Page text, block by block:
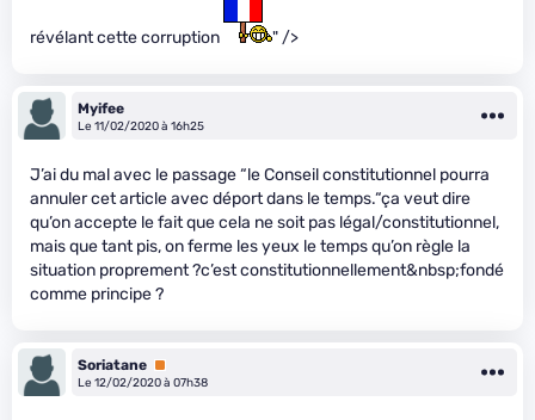
révélant cette corruption " />
Myifee
Le 11/02/2020 à 16h25
J’ai du mal avec le passage “le Conseil constitutionnel pourra
annuler cet article avec déport dans le temps.“ça veut dire
qu’on accepte le fait que cela ne soit pas légal/constitutionnel,
mais que tant pis, on ferme les yeux le temps qu’on règle la
situation proprement ?c’est constitutionnellement&nbsp;fondé
comme principe ?
Soriatane Premium
Le 12/02/2020 à 07h38